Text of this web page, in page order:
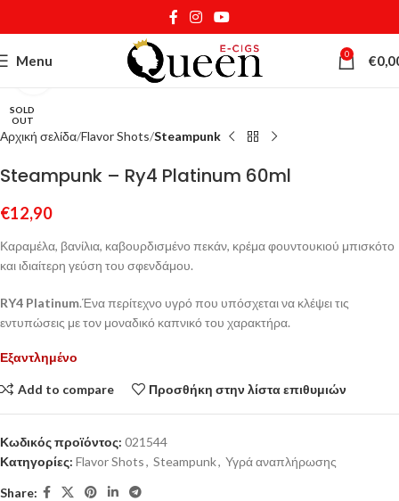
Menu 0 €
SOLD
OUT
Κάντε κλικ για μεγέθυνση
Αρχική σελίδα Flavor Shots Steampunk
Steampunk – Ry4 Platinum 60ml
€12,90
Καραμέλα, βανίλια, καβουρδισμένο πεκάν, κρέμα φουντουκιού μπισκότο
και ιδιαίτερη γεύση του σφενδάμου.
RY4 Platinum.Ένα περίτεχνο υγρό που υπόσχεται να κλέψει τις
εντυπώσεις με τον μοναδικό καπνικό του χαρακτήρα.
Εξαντλημένο
Add to compare Προσθήκη στην λίστα επιθυμιών
Κωδικός προϊόντος: 021544
Κατηγορίες: Flavor Shots, Steampunk, Υγρά αναπλήρωσης
Share: